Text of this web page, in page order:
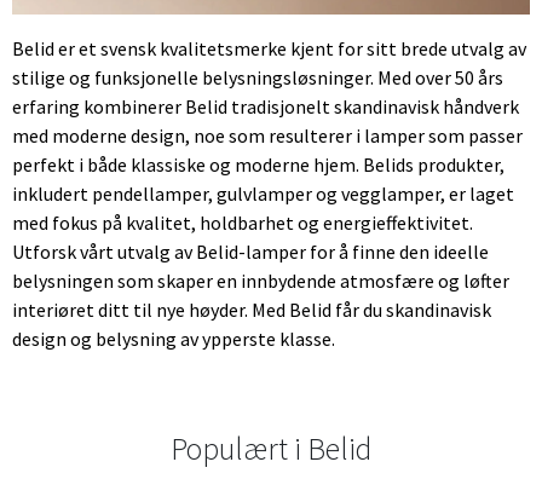
Belid er et svensk kvalitetsmerke kjent for sitt brede utvalg av
stilige og funksjonelle belysningsløsninger. Med over 50 års
erfaring kombinerer Belid tradisjonelt skandinavisk håndverk
med moderne design, noe som resulterer i lamper som passer
perfekt i både klassiske og moderne hjem. Belids produkter,
inkludert pendellamper, gulvlamper og vegglamper, er laget
med fokus på kvalitet, holdbarhet og energieffektivitet.
Utforsk vårt utvalg av Belid-lamper for å finne den ideelle
belysningen som skaper en innbydende atmosfære og løfter
interiøret ditt til nye høyder. Med Belid får du skandinavisk
design og belysning av ypperste klasse.
Populært i Belid